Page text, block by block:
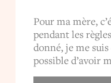
Pour ma mère,
pendant les
donné, je me
possible d’avoir